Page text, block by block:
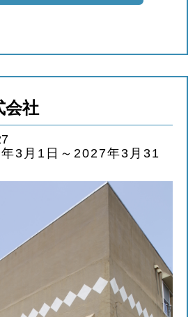
社
3月1日～2027年3月31